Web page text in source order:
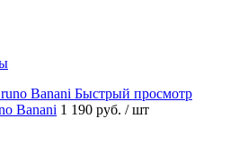
Быстрый просмотр
Banani 1 190 руб. / шт